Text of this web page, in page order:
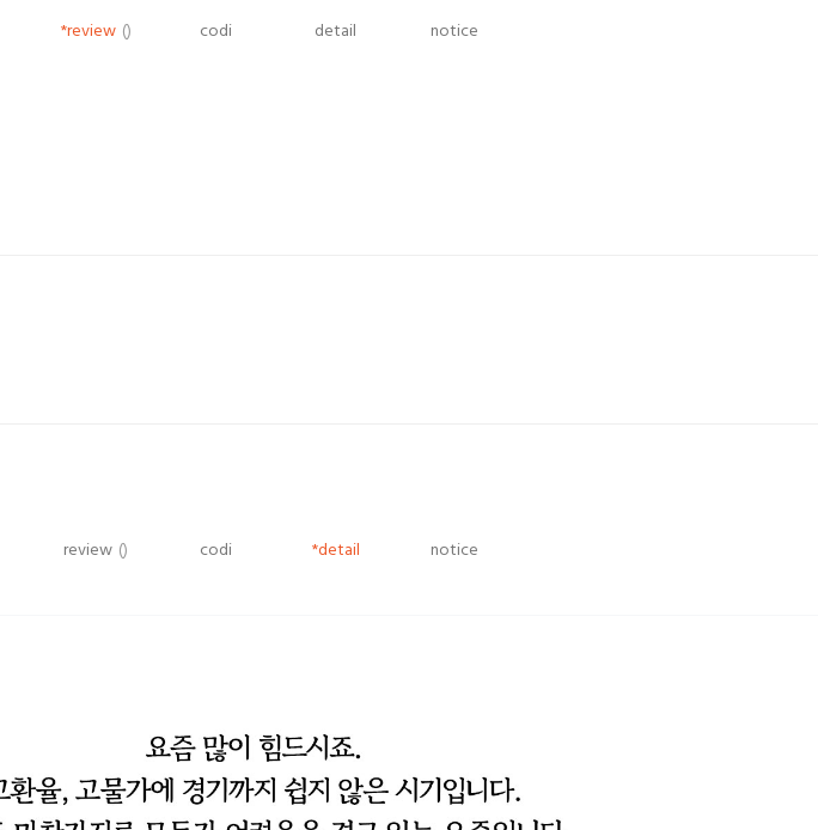
*review () codi detail notice
review () codi *detail notice